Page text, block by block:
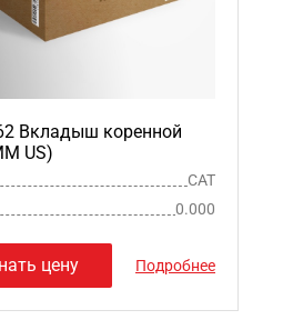
Вкладыш коренной
US)
CAT
0.000
цену Подробнее